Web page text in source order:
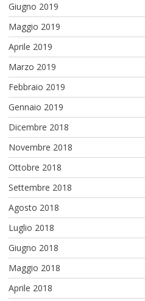
Giugno 2019
Maggio 2019
Aprile 2019
Marzo 2019
Febbraio 2019
Gennaio 2019
Dicembre 2018
Novembre 2018
Ottobre 2018
Settembre 2018
Agosto 2018
Luglio 2018
Giugno 2018
Maggio 2018
Aprile 2018